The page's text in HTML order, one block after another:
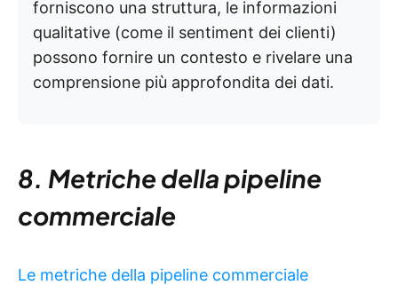
forniscono una struttura, le informazioni
qualitative (come il sentiment dei clienti)
possono fornire un contesto e rivelare una
comprensione più approfondita dei dati.
8. Metriche della pipeline
commerciale
Le metriche della pipeline commerciale